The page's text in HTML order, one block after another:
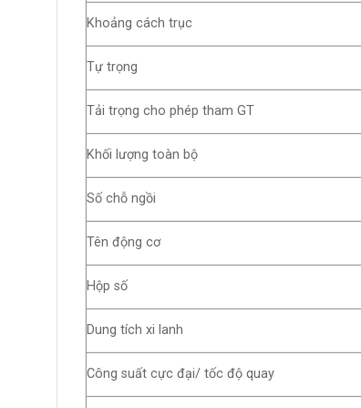
Khoảng cách trục
Tự trọng
Tải trọng cho phép tham GT
Khối lượng toàn bộ
Số chỗ ngồi
Tên động cơ
Hộp số
Dung tích xi lanh
Công suất cực đại/ tốc độ quay